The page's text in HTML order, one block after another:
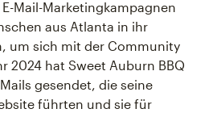
Mail-Marketingkampagnen
aus Atlanta in ihr
um sich mit der Community
2024 hat Sweet Auburn BBQ
gesendet, die seine
führten und sie für